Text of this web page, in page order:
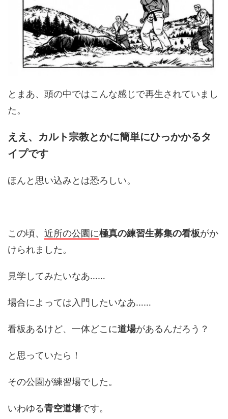
とまあ、頭の中ではこんな感じで再生されていまし
た。
ええ、カルト宗教とかに簡単にひっかかるタ
イプです
ほんと思い込みとは恐ろしい。
この頃、 近所の公園に極真の練習生募集の看板がか
けられました。
見学してみたいなあ……
場合によっては入門したいなあ……
看板あるけど、一体どこに道場があるんだろう？
と思っていたら！
その公園が練習場でした。
いわゆる青空道場です。